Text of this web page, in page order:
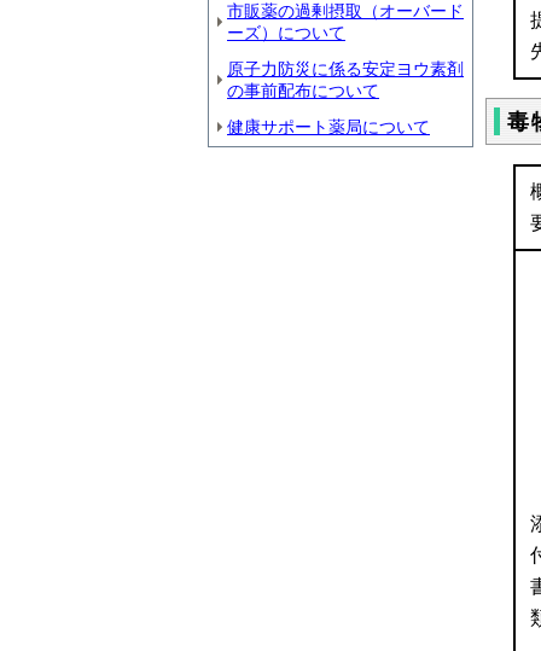
市販薬の過剰摂取（オーバード
ーズ）について
原子力防災に係る安定ヨウ素剤
の事前配布について
健康サポート薬局について
毒